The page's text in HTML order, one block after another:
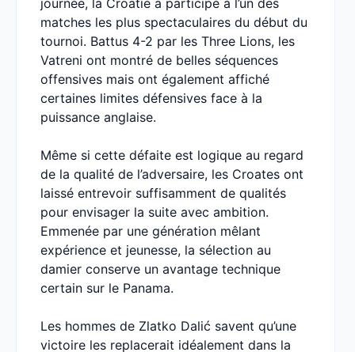
journée, la Croatie a participé à l’un des
matches les plus spectaculaires du début du
tournoi. Battus 4-2 par les Three Lions, les
Vatreni ont montré de belles séquences
offensives mais ont également affiché
certaines limites défensives face à la
puissance anglaise.
Même si cette défaite est logique au regard
de la qualité de l’adversaire, les Croates ont
laissé entrevoir suffisamment de qualités
pour envisager la suite avec ambition.
Emmenée par une génération mêlant
expérience et jeunesse, la sélection au
damier conserve un avantage technique
certain sur le Panama.
Les hommes de Zlatko Dalić savent qu’une
victoire les replacerait idéalement dans la